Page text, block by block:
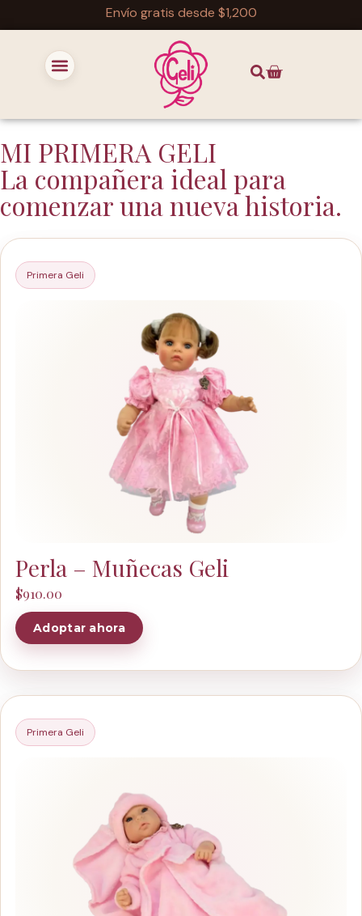
Envío gratis desde $1,200
MI PRIMERA GELI
La compañera ideal para
comenzar una nueva historia.
Primera Geli
Perla – Muñecas Geli
$910.00
Adoptar ahora
Primera Geli